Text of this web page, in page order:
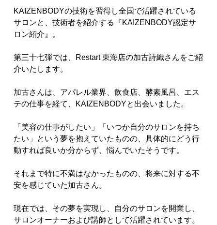
KAIZENBODYの技術を習得し全国で活躍されている
サロンと、技術者を紹介する『KAIZENBODY認定サ
ロン紹介』。
第三十七弾では、Restart 東海店の加古詩織さんをご紹
介いたします。
加古さんは、アパレル業界、飲食店、酵素風呂、エス
テの仕事を経て、KAIZENBODYと出会いました。
「美容の仕事がしたい」「いつか自分のサロンを持ち
たい」という夢を抱えていたものの、具体的にどう行
動すれば良いか分からず、悩んでいたそうです。
それまで特に不満はなかったものの、将来に対する不
安を感じていた加古さん。
現在では、その夢を実現し、自分のサロンを開業し、
サロンオーナーおよび講師として活躍されています。